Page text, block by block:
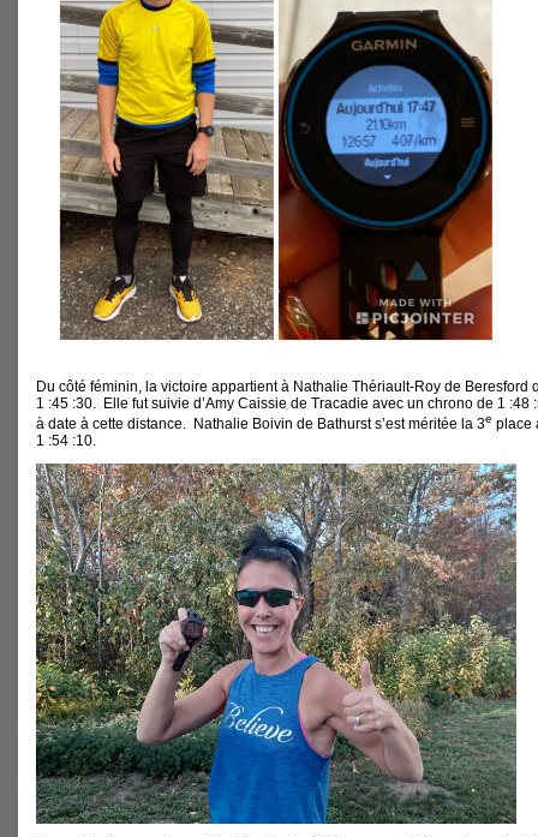
Du côté féminin, la victoire appartient à Nathalie Thériault-Roy de Beresford
1 :45 :30. Elle fut suivie d’Amy Caissie de Tracadie avec un chrono de 1 :48
à date à cette distance. Nathalie Boivin de Bathurst s’est méritée la 3e place
1 :54 :10.